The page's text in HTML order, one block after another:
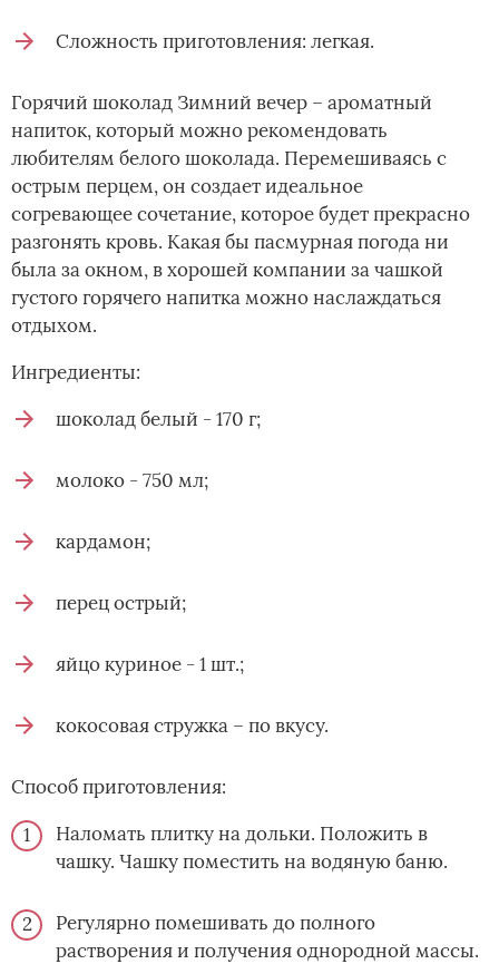
Сложность приготовления: легкая.
Горячий шоколад Зимний вечер – ароматный
напиток, который можно рекомендовать
любителям белого шоколада. Перемешиваясь с
острым перцем, он создает идеальное
согревающее сочетание, которое будет прекрасно
разгонять кровь. Какая бы пасмурная погода ни
была за окном, в хорошей компании за чашкой
густого горячего напитка можно наслаждаться
отдыхом.
Ингредиенты:
шоколад белый - 170 г;
молоко - 750 мл;
кардамон;
перец острый;
яйцо куриное - 1 шт.;
кокосовая стружка – по вкусу.
Способ приготовления:
Наломать плитку на дольки. Положить в
чашку. Чашку поместить на водяную баню.
Регулярно помешивать до полного
растворения и получения однородной массы.